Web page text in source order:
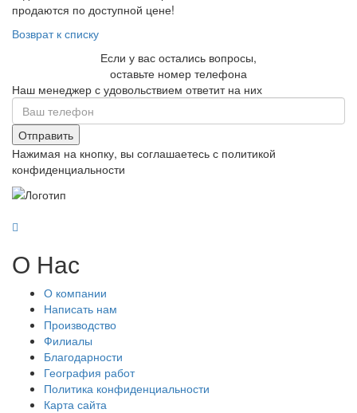
продаются по доступной цене!
Возврат к списку
Если у вас остались вопросы,
оставьте номер телефона
Наш менеджер с удовольствием ответит на них
Отправить
Нажимая на кнопку, вы соглашаетесь с политикой
конфиденциальности
О Нас
О компании
Написать нам
Производство
Филиалы
Благодарности
География работ
Политика конфиденциальности
Карта сайта